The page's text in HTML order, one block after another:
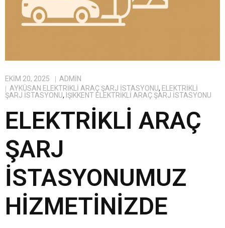
EKIM 20, 2025
ADMIN
AYKÜSAN ELEKTRIKLI ARAÇ ŞARJ İSTASYONU, ELEKTRIKLI
ŞARJ İSTASYONU, IŞIKKENT ELEKTRIKLI ARAÇ ŞARJ İSTASYONU
ELEKTRIKLI ARAÇ
ŞARJ
İSTASYONUMUZ
HIZMETINIZDE